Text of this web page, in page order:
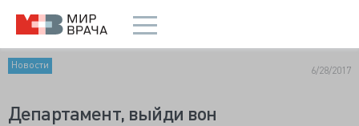
Новости 6/28/2017
Департамент, выйди вон